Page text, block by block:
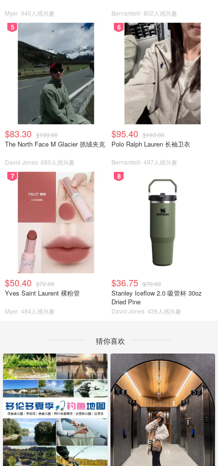
Myer 940人感兴趣 Bernardelli 802人感兴趣
5
$83.30 $160.00
The North Face M Glacier 抓绒夹克
David Jones 680人感兴趣
6
$95.40 $193.00
Polo Ralph Lauren 长袖卫衣
Bernardelli 497人感兴趣
7
$50.40 $72.00
Yves Saint Laurent 裸粉管
Myer 484人感兴趣
8
$36.75 $70.00
Stanley Iceflow 2.0 吸管杯 30oz
Dried Pine
David Jones 439人感兴趣
猜你喜欢